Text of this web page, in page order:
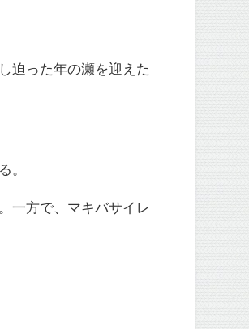
迫った年の瀬を迎えた
。
一方で、マキバサイレ